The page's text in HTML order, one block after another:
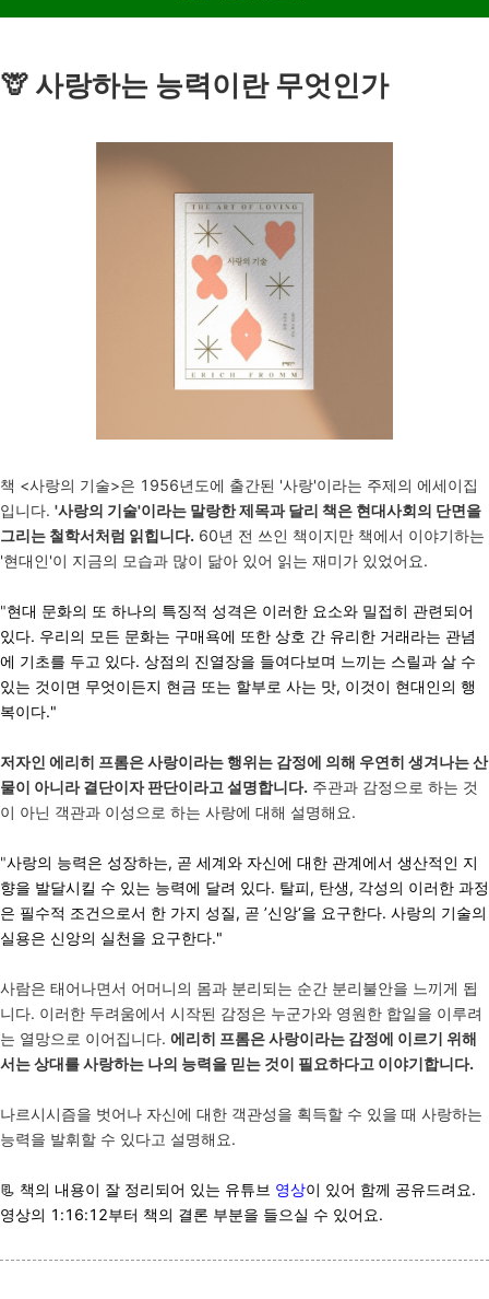
🦒 사랑하는 능력이란 무엇인가
책 <사랑의 기술>은 1956년도에 출간된 '사랑'이라는 주제의 에세이집
입니다. '사랑의 기술'이라는 말랑한 제목과 달리 책은 현대사회의 단면을
그리는 철학서처럼 읽힙니다. 60년 전 쓰인 책이지만 책에서 이야기하는
'현대인'이 지금의 모습과 많이 닮아 있어 읽는 재미가 있었어요.
"현대 문화의 또 하나의 특징적 성격은 이러한 요소와 밀접히 관련되어
있다. 우리의 모든 문화는 구매욕에 또한 상호 간 유리한 거래라는 관념
에 기초를 두고 있다. 상점의 진열장을 들여다보며 느끼는 스릴과 살 수
있는 것이면 무엇이든지 현금 또는 할부로 사는 맛, 이것이 현대인의 행
복이다."
저자인 에리히 프롬은 사랑이라는 행위는 감정에 의해 우연히 생겨나는 산
물이 아니라 결단이자 판단이라고 설명합니다. 주관과 감정으로 하는 것
이 아닌 객관과 이성으로 하는 사랑에 대해 설명해요.
"사랑의 능력은 성장하는, 곧 세계와 자신에 대한 관계에서 생산적인 지
향을 발달시킬 수 있는 능력에 달려 있다. 탈피, 탄생, 각성의 이러한 과정
은 필수적 조건으로서 한 가지 성질, 곧 ’신앙‘을 요구한다. 사랑의 기술의
실용은 신앙의 실천을 요구한다."
사람은 태어나면서 어머니의 몸과 분리되는 순간 분리불안을 느끼게 됩
니다. 이러한 두려움에서 시작된 감정은 누군가와 영원한 합일을 이루려
는 열망으로 이어집니다. 에리히 프롬은 사랑이라는 감정에 이르기 위해
서는 상대를 사랑하는 나의 능력을 믿는 것이 필요하다고 이야기합니다.
나르시시즘을 벗어나 자신에 대한 객관성을 획득할 수 있을 때 사랑하는
능력을 발휘할 수 있다고 설명해요.
📃 책의 내용이 잘 정리되어 있는 유튜브 영상이 있어 함께 공유드려요.
영상의 1:16:12부터 책의 결론 부분을 들으실 수 있어요.